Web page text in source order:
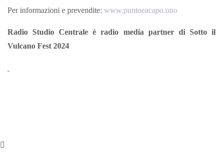
Per informazioni e prevendite: www.puntoeacapo.uno
Radio Studio Centrale è radio media partner di Sotto il
Vulcano Fest 2024